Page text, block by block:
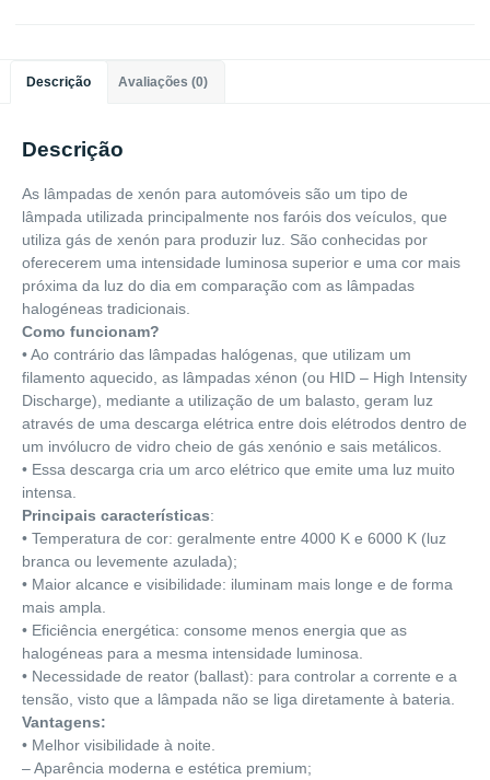
Descrição Avaliações (0)
Descrição
As lâmpadas de xenón para automóveis são um tipo de
lâmpada utilizada principalmente nos faróis dos veículos, que
utiliza gás de xenón para produzir luz. São conhecidas por
oferecerem uma intensidade luminosa superior e uma cor mais
próxima da luz do dia em comparação com as lâmpadas
halogéneas tradicionais.
Como funcionam?
• Ao contrário das lâmpadas halógenas, que utilizam um
filamento aquecido, as lâmpadas xénon (ou HID – High Intensity
Discharge), mediante a utilização de um balasto, geram luz
através de uma descarga elétrica entre dois elétrodos dentro de
um invólucro de vidro cheio de gás xenónio e sais metálicos.
• Essa descarga cria um arco elétrico que emite uma luz muito
intensa.
Principais características:
• Temperatura de cor: geralmente entre 4000 K e 6000 K (luz
branca ou levemente azulada);
• Maior alcance e visibilidade: iluminam mais longe e de forma
mais ampla.
• Eficiência energética: consome menos energia que as
halogéneas para a mesma intensidade luminosa.
• Necessidade de reator (ballast): para controlar a corrente e a
tensão, visto que a lâmpada não se liga diretamente à bateria.
Vantagens:
• Melhor visibilidade à noite.
– Aparência moderna e estética premium;